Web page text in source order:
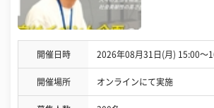
開催日時 2026年08月31日(月) 15:00〜
開催場所 オンラインにて実施